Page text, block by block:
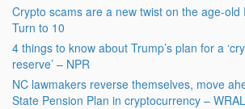
Crypto scams are a new twist on the age-old
Turn to 10
4 things to know about Trump’s plan for a
reserve’ – NPR
NC lawmakers reverse themselves, move
State Pension Plan in cryptocurrency –